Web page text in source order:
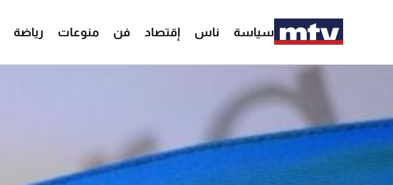
سياسة ناس إقتصاد فن منوعات رياضة